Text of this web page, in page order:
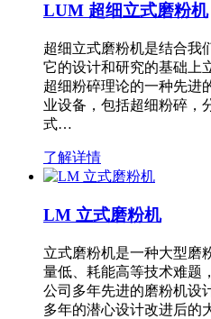
LUM 超细立式磨粉机
超细立式磨粉机是结合我
它的设计和研究的基础上
超细粉碎理论的一种先进
业设备，包括超细粉碎，
式…
了解详情
LM 立式磨粉机
立式磨粉机是一种大型磨
量低、耗能高等技术难题
公司多年先进的磨粉机设
多年的潜心设计改进后的